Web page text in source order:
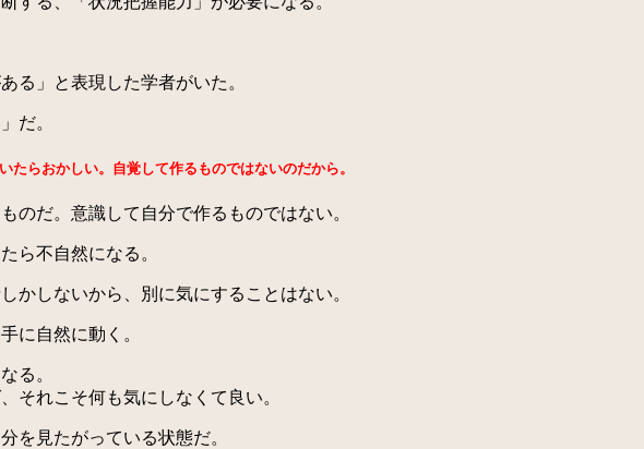
る」と表現した学者がいた。
だ。
らおかしい。自覚して作るものではないのだから。
だ。意識して自分で作るものではない。
ら不自然になる。
しないから、別に気にすることはない。
に自然に動く。
る。
それこそ何も気にしなくて良い。
を見たがっている状態だ。